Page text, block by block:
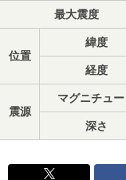
最大震度
位置
緯度
経度
震源
マグニチュー
深さ